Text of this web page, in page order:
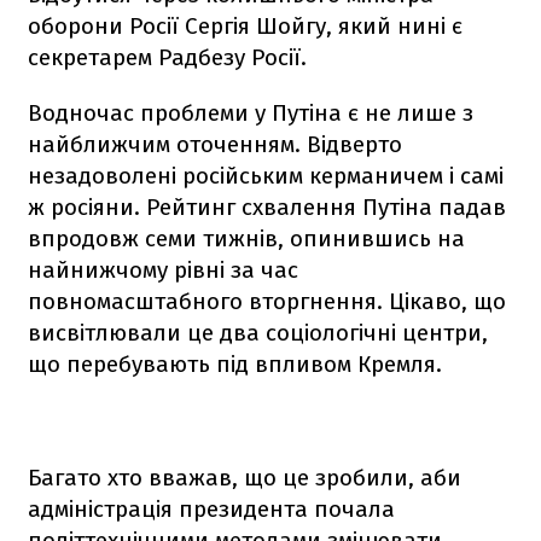
оборони Росії Сергія Шойгу, який нині є
секретарем Радбезу Росії.
Водночас проблеми у Путіна є не лише з
найближчим оточенням. Відверто
незадоволені російським керманичем і самі
ж росіяни. Рейтинг схвалення Путіна падав
впродовж семи тижнів, опинившись на
найнижчому рівні за час
повномасштабного вторгнення. Цікаво, що
висвітлювали це два соціологічні центри,
що перебувають під впливом Кремля.
Багато хто вважав, що це зробили, аби
адміністрація президента почала